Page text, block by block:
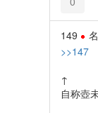
149
>>147
↑
自称壺